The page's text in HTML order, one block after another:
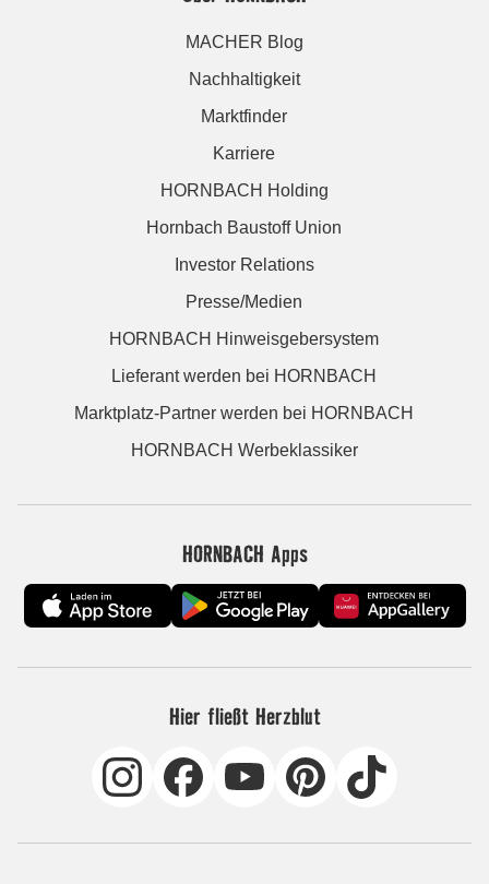
MACHER Blog
Nachhaltigkeit
Marktfinder
Karriere
HORNBACH Holding
Hornbach Baustoff Union
Investor Relations
Presse/Medien
HORNBACH Hinweisgebersystem
Lieferant werden bei HORNBACH
Marktplatz-Partner werden bei HORNBACH
HORNBACH Werbeklassiker
HORNBACH Apps
Hier fließt Herzblut